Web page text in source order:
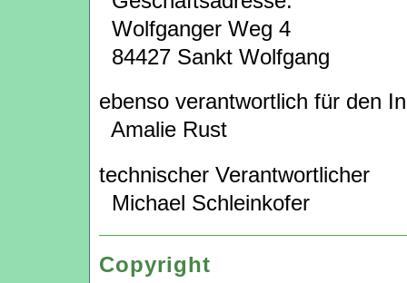
Wolfganger Weg 4
84427 Sankt Wolfgang
ebenso verantwortlich für den
Amalie Rust
technischer Verantwortlicher
Michael Schleinkofer
Copyright